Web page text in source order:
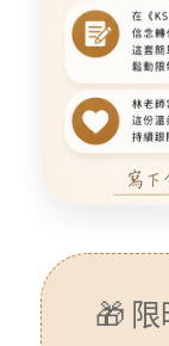
🎁